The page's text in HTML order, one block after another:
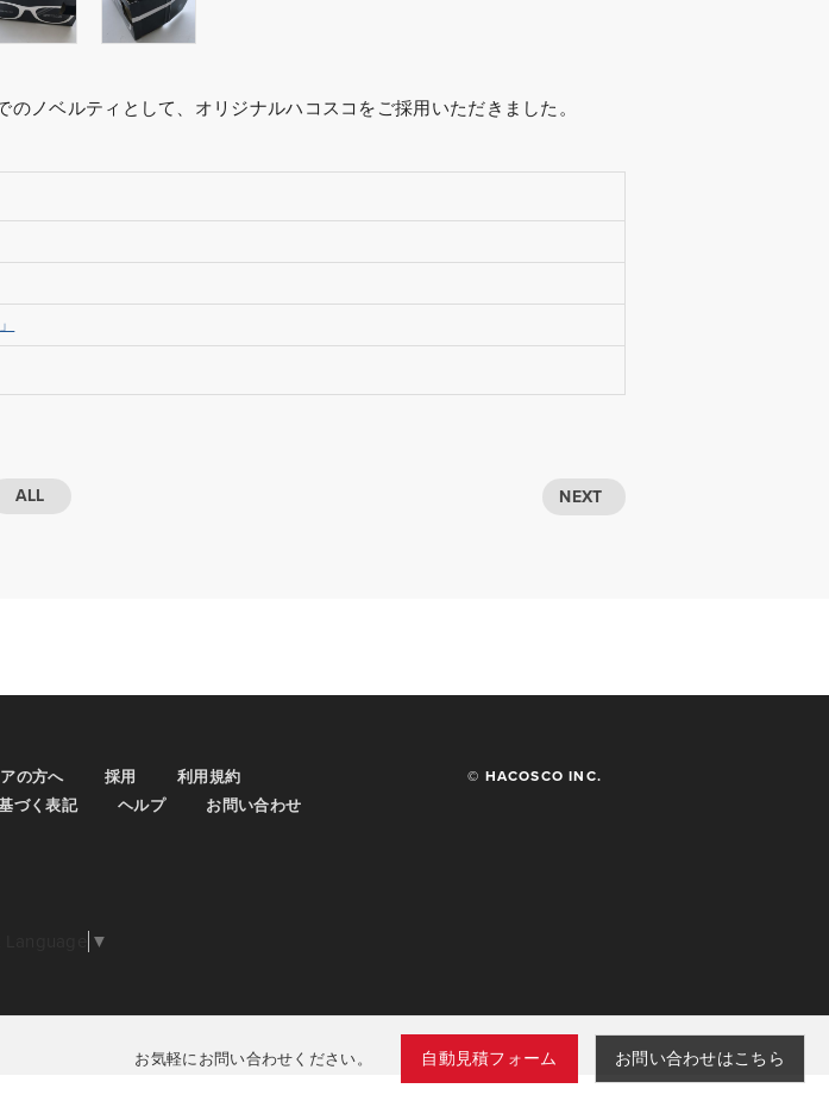
ノベルティとして、オリジナルハコスコをご採用いただきました。
ALL NEXT
お気軽にお問い合わせください。 自動見積フォーム お問い合わせはこちら
の方へ 採用
利用規約
づく表記 ヘルプ お問い合わせ
© HACOSCO INC.
▼